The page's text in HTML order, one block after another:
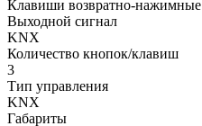
Клавиши возвратно-нажимные
Выходной сигнал
KNX
Количество кнопок/клавиш
3
Тип управления
KNX
Габариты